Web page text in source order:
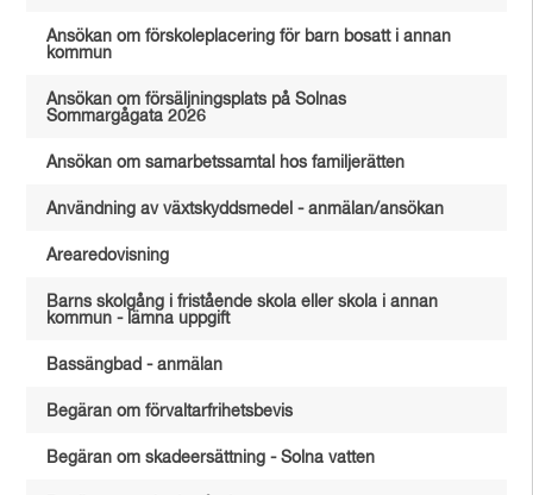
Ansökan om förskoleplacering för barn bosatt i annan
kommun
Ansökan om försäljningsplats på Solnas
Sommargågata 2026
Ansökan om samarbetssamtal hos familjerätten
Användning av växtskyddsmedel - anmälan/ansökan
Arearedovisning
Barns skolgång i fristående skola eller skola i annan
kommun - lämna uppgift
Bassängbad - anmälan
Begäran om förvaltarfrihetsbevis
Begäran om skadeersättning - Solna vatten